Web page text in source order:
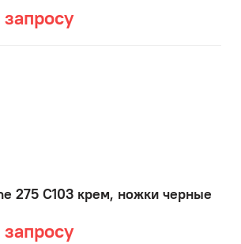
275 C103 крем, ножки черные